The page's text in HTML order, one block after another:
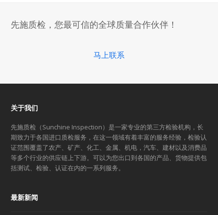
先施质检，您最可信的全球质量合作伙伴！
马上联系
关于我们
先施质检（Sunchine Inspection）是一家专业的第三方检验机构，长
期致力于各国进口质检服务，在这一领域有着丰富的服务经验，检验认
证范围覆盖了农产、矿产、化工、金属、机电，汽车、建材以及消费品
等多个行业的供应链上下游。可以为您出口到各国的产品、货物提供包
括测试、检验、认证在内的一系列服务。
最新新闻